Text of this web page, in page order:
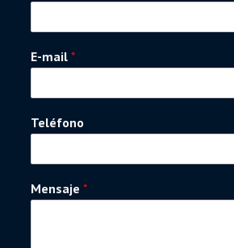
E-mail*
Teléfono
Mensaje*